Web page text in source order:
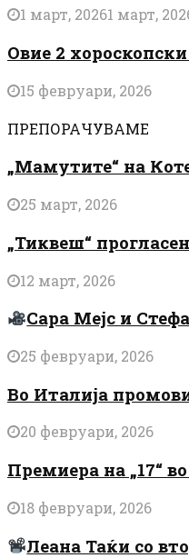
1 март, 20261 март,
Овие 2
15 февруари, 2026
ПРЕПОРАЧУВАМЕ
„Мамутите“ на
25 март, 2026
„Тиквеш“
12 март, 2026
Сара Мејс и
25 февруари, 2026
Во Италија
20 февруари, 2026
Премиера на „17“
18 февруари, 2026
Леана Таќи со